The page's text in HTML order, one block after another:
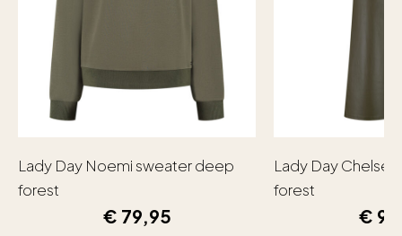
Lady Day Noemi sweater deep
forest
€ 79,95
Lady Day
forest
€